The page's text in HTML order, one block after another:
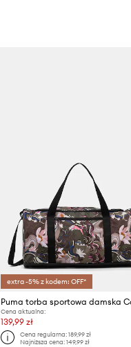
extra -5% z kodem: OFF*
Cena aktualna:
139,99 zł
Cena regularna: 189,99 zł
Najniższa cena: 149,99 zł